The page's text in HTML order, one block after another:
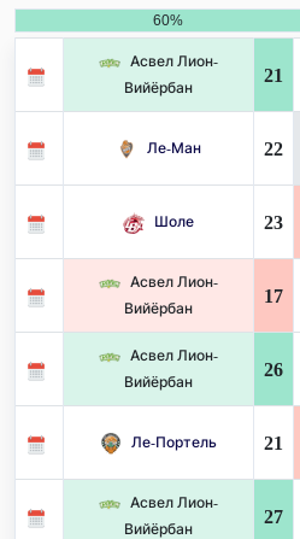
60%
Асвел Лион-
Вийёрбан
21
Ле-Ман 22
Шоле 23
Асвел Лион-
Вийёрбан
17
Асвел Лион-
Вийёрбан
26
Ле-Портель 21
Асвел Лион-
Вийёрбан
27